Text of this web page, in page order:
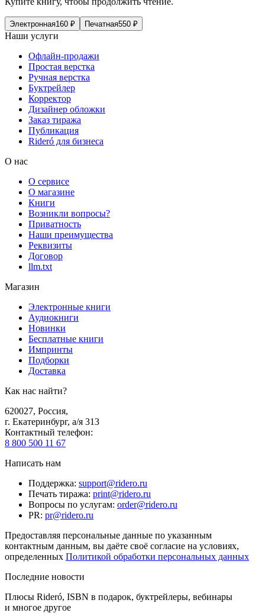
Электронная160 ₽ Печатная550 ₽
Наши услуги
Офлайн-продажи
Простая верстка
Ручная верстка
Буктрейлер
Корректор
Дизайнер обложки
Заказ тиража
Публикация
Rideró для бизнеса
О нас
О сервисе
О магазине
Книги
Возникли вопросы?
Приватность
Наши преимущества
Реквизиты
Договор
llm.txt
Магазин
Электронные книги
Аудиокниги
Новинки
Бесплатные книги
Импринты
Подборки
Доставка
Как нас найти?
620027, Россия,
г. Екатеринбург, а/я 313
Контактный телефон:
8 800 500 11 67
Написать нам
Поддержка: support@ridero.ru
Печать тиража: print@ridero.ru
Вопросы по услугам: order@ridero.ru
PR: pr@ridero.ru
Предоставляя персональные данные по указанным
контактным данным, вы даёте своё согласие на условиях,
определенных Политикой обработки персональных данных
Последние новости
Плюсы Rideró, ISBN в подарок, буктрейлеры, вебинары
и многое другое